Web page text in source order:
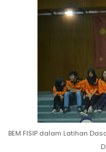
BEM FISIP dalam Latihan